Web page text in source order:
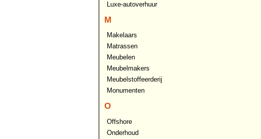
Luxe-autoverhuur
M
Makelaars
Matrassen
Meubelen
Meubelmakers
Meubelstoffeerderij
Monumenten
O
Offshore
Onderhoud